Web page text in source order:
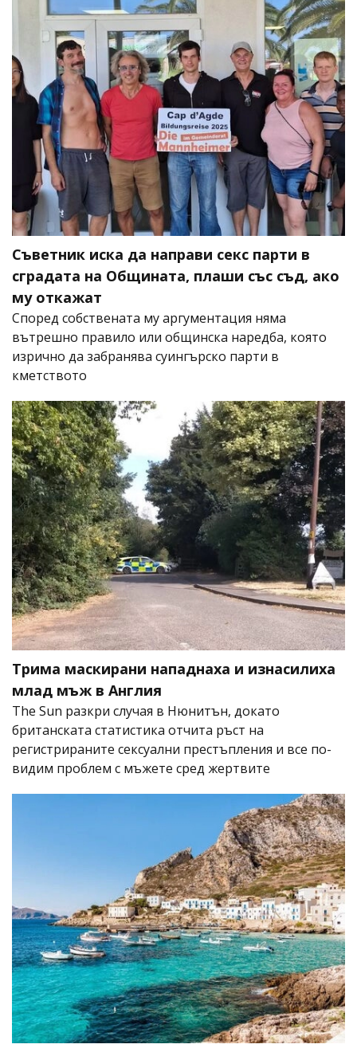
Съветник иска да направи секс парти в
сградата на Общината, плаши със съд, ако
му откажат
Според собствената му аргументация няма
вътрешно правило или общинска наредба, която
изрично да забранява суингърско парти в
кметството
Трима маскирани нападнаха и изнасилиха
млад мъж в Англия
The Sun разкри случая в Нюнитън, докато
британската статистика отчита ръст на
регистрираните сексуални престъпления и все по-
видим проблем с мъжете сред жертвите